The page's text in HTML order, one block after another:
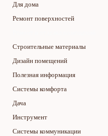
Для дома
Ремонт поверхностей
Строительные материалы
Дизайн помещений
Полезная информация
Системы комфорта
Дача
Инструмент
Системы коммуникации